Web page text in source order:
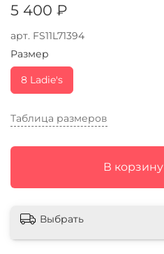
арт. FS11L71394
5 400 ₽
Таблица размеров
В корзину
Размер
8 Ladie's
Выбрать